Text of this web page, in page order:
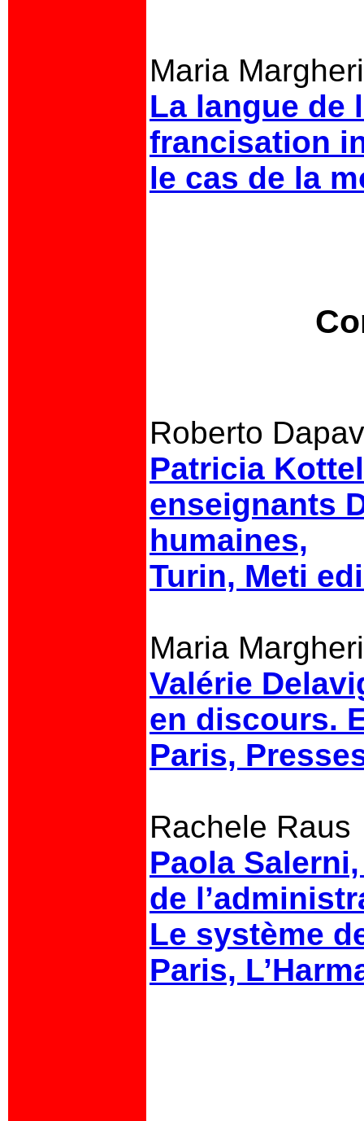
Maria
La langue de
francisation
le cas de la
Roberto
Patricia
enseignants
humaines,
Turin, Meti
Maria
Valérie
en discours.
Paris,
Rachele Raus
Paola
de
Le système
Paris,